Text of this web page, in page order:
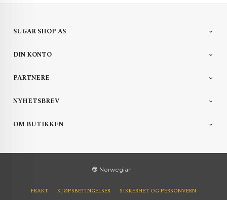
SUGAR SHOP AS
DIN KONTO
PARTNERE
NYHETSBREV
OM BUTIKKEN
Norwegian
FRAKT KJØPSBETINGELSER SIKKERHET OG PERSONVERN